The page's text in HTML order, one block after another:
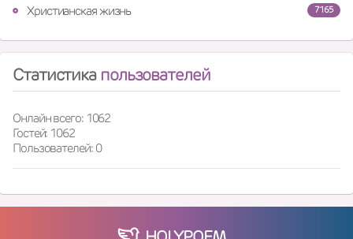
7165
Христианская жизнь
Статистика пользователей
Онлайн всего: 1062
Гостей: 1062
Пользователей: 0